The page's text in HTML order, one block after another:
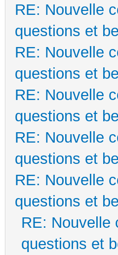
RE: Nouvelle
questions et
RE: Nouvelle
questions et
RE: Nouvelle
questions et
RE: Nouvelle
questions et
RE: Nouvelle
questions et
RE: Nouvelle
questions et